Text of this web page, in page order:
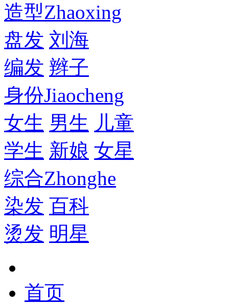
造型Zhaoxing
盘发 刘海
编发 辫子
身份Jiaocheng
女生 男生 儿童
学生 新娘 女星
综合Zhonghe
染发 百科
烫发 明星
首页